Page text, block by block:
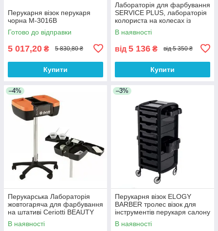
Перукарня візок перукаря
чорна М-3016В
Готово до відправки
5 017,20 ₴ 5 830,80 ₴
Купити
Лабораторія для фарбування
SERVICE PLUS, лабораторія
колориста на колесах із
мишками
В наявності
від 5 136 ₴ від 5 350 ₴
Купити
–4%
Перукарська Лабораторія
жовтогаряча для фарбування
на штативі Ceriotti BEAUTY
CASE, візок-лабораторія
В наявності
–3%
Перукарня візок ELOGY
BARBER тролес візок для
інструментів перукаря салону
краси Італія
В наявності